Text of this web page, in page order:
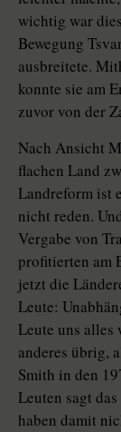
wichtig war
Bewegung
ausbreitete.
konnte sie am
zuvor von der
Nach Ansicht
flachen Land
Landreform ist
nicht reden.
Vergabe von
profitierten am
jetzt die
Leute:
Leute uns alles
anderes übrig,
Smith in den
Leuten sagt
haben damit